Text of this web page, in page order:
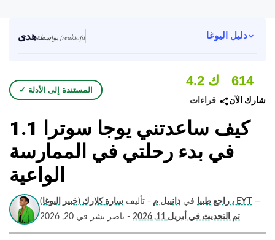
هدى بواسطة freaktofit دليل اليوغا
✓ المستندة إلى الأدلة
4.2 ك
قراءات
614
شارك الآن
كيف ساعدتني يوجا سوترا 1.1
في بدء رحلتي في الممارسة
الواعية
راجع طبيا في دانييل م - تأليف سارة كلارك (خبير اليوغا) ، EYT
—
تم التحديث في أبريل 11, 2026
- ناصر نشر في 20, 2026